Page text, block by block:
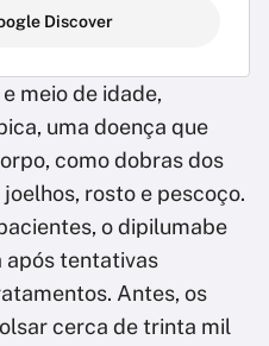
Discover
meio de idade,
uma doença que
como dobras dos
rosto e pescoço.
o dipilumabe
após tentativas
Antes, os
cerca de trinta mil